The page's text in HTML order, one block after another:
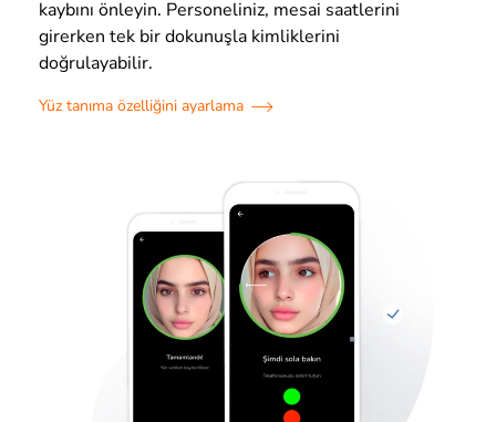
kaybını önleyin. Personeliniz, mesai saatlerini
girerken tek bir dokunuşla kimliklerini
doğrulayabilir.
Yüz tanıma özelliğini ayarlama